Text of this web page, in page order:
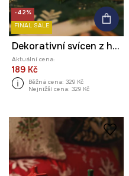
-42%
FINAL SALE
Dekorativní svícen z hlíny - domek
Aktuální cena:
189 Kč
Běžná cena: 329 Kč
Nejnižší cena: 329 Kč